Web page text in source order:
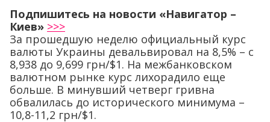
Подпишитесь на новости «Навигатор –
Киев» >>>
За прошедшую неделю официальный курс
валюты Украины девальвировал на 8,5% – с
8,938 до 9,699 грн/$1. На межбанковском
валютном рынке курс лихорадило еще
больше. В минувший четверг гривна
обвалилась до исторического минимума –
10,8-11,2 грн/$1.